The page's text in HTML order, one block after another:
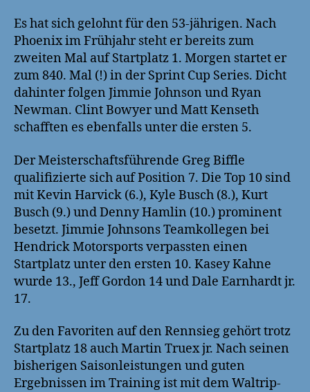
Es hat sich gelohnt für den 53-jährigen. Nach
Phoenix im Frühjahr steht er bereits zum
zweiten Mal auf Startplatz 1. Morgen startet er
zum 840. Mal (!) in der Sprint Cup Series. Dicht
dahinter folgen Jimmie Johnson und Ryan
Newman. Clint Bowyer und Matt Kenseth
schafften es ebenfalls unter die ersten 5.
Der Meisterschaftsführende Greg Biffle
qualifizierte sich auf Position 7. Die Top 10 sind
mit Kevin Harvick (6.), Kyle Busch (8.), Kurt
Busch (9.) und Denny Hamlin (10.) prominent
besetzt. Jimmie Johnsons Teamkollegen bei
Hendrick Motorsports verpassten einen
Startplatz unter den ersten 10. Kasey Kahne
wurde 13., Jeff Gordon 14 und Dale Earnhardt jr.
17.
Zu den Favoriten auf den Rennsieg gehört trotz
Startplatz 18 auch Martin Truex jr. Nach seinen
bisherigen Saisonleistungen und guten
Ergebnissen im Training ist mit dem Waltrip-